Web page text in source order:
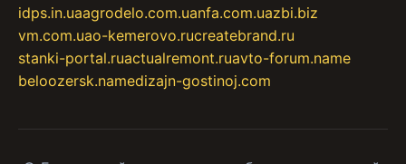
idps.in.uaagrodelo.com.uanfa.com.uazbi.biz
vm.com.uao-kemerovo.rucreatebrand.ru
stanki-portal.ruactualremont.ruavto-forum.name
beloozersk.namedizajn-gostinoj.com